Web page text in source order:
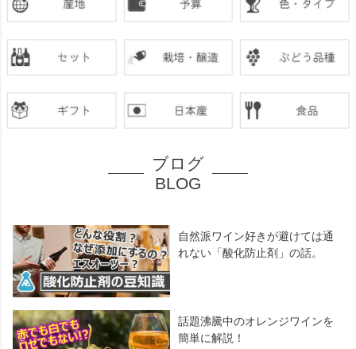
ブログ
BLOG
自然派ワイン好きが避けては通
れない「酸化防止剤」の話。
話題沸騰中のオレンジワインを
簡単に解説！